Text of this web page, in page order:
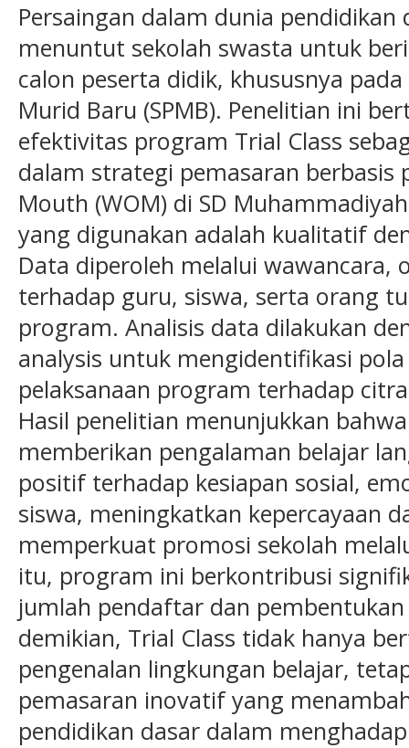
Persaingan dalam dunia
menuntut sekolah swasta untuk
calon peserta didik, khususnya
Murid Baru (SPMB). Penelitian ini
efektivitas program Trial Class
dalam strategi pemasaran berbasis
Mouth (WOM) di SD
yang digunakan adalah kualitatif
Data diperoleh melalui wawancara,
terhadap guru, siswa, serta orang
program. Analisis data dilakukan
analysis untuk mengidentifikasi
pelaksanaan program terhadap
Hasil penelitian menunjukkan
memberikan pengalaman belajar
positif terhadap kesiapan sosial,
siswa, meningkatkan kepercayaan
memperkuat promosi sekolah
itu, program ini berkontribusi
jumlah pendaftar dan
demikian, Trial Class tidak hanya
pengenalan lingkungan belajar,
pemasaran inovatif yang
pendidikan dasar dalam